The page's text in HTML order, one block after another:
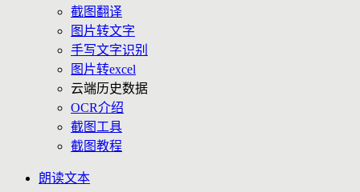
截图翻译
图片转文字
手写文字识别
图片转excel
云端历史数据
OCR介绍
截图工具
截图教程
朗读文本